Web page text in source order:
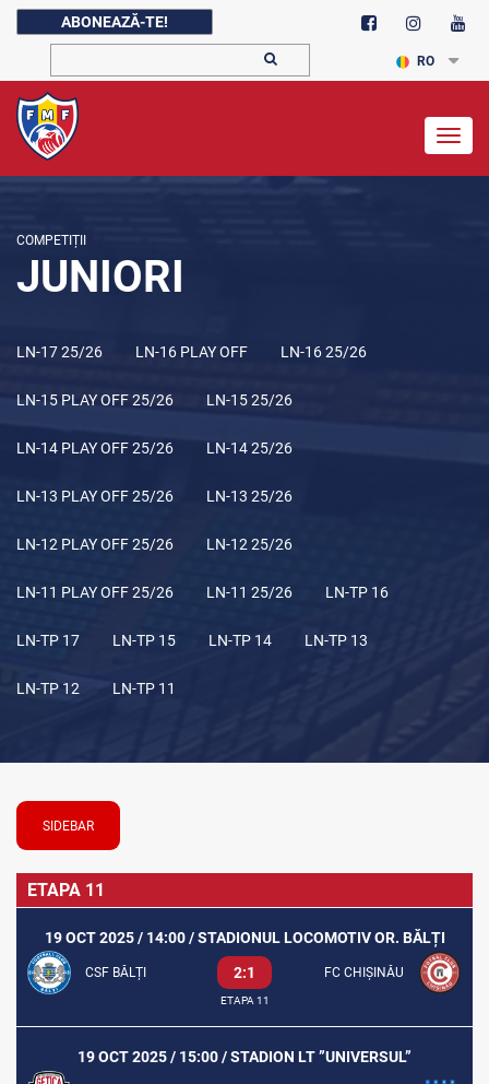
ABONEAZĂ-TE!
RO
COMPETIȚII
JUNIORI
LN-17 25/26 LN-16 PLAY OFF LN-16 25/26
LN-15 PLAY OFF 25/26 LN-15 25/26
LN-14 PLAY OFF 25/26 LN-14 25/26
LN-13 PLAY OFF 25/26 LN-13 25/26
LN-12 PLAY OFF 25/26 LN-12 25/26
LN-11 PLAY OFF 25/26 LN-11 25/26 LN-TP 16
LN-TP 17 LN-TP 15 LN-TP 14 LN-TP 13
LN-TP 12 LN-TP 11
SIDEBAR
ETAPA 11
19 OCT 2025 / 14:00 / STADIONUL LOCOMOTIV OR. BĂLȚI
CSF BĂLȚI 2:1 FC CHIȘINĂU
ETAPA 11
19 OCT 2025 / 15:00 / STADION LT ”UNIVERSUL”